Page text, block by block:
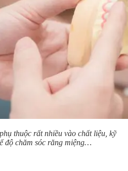
thuộc rất nhiều vào chất liệu, kỹ
độ chăm sóc răng miệng…